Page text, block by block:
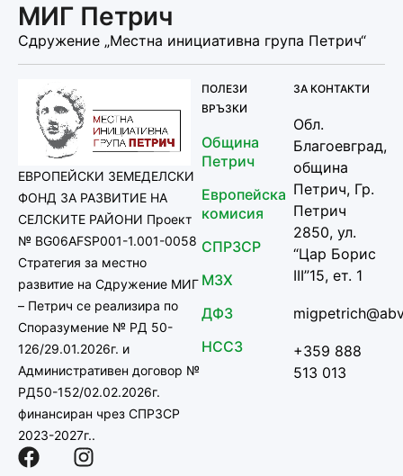
МИГ Петрич
Сдружение „Местна инициативна група Петрич“
ЕВРОПЕЙСКИ ЗЕМЕДЕЛСКИ
ФОНД ЗА РАЗВИТИЕ НА
СЕЛСКИТЕ РАЙОНИ Проект
№ BG06AFSP001-1.001-0058
Стратегия за местно
развитие на Сдружение МИГ
– Петрич се реализира по
Споразумение № РД 50-
126/29.01.2026г. и
Административен договор №
РД50-152/02.02.2026г.
финансиран чрез СПРЗСР
2023-2027г..
ПОЛЕЗИ
ВРЪЗКИ
Община
Петрич
Европейска
комисия
СПРЗСР
МЗХ
ДФЗ
НССЗ
ЗА КОНТАКТИ
Обл.
Благоевград,
община
Петрич, Гр.
Петрич
2850, ул.
“Цар Борис
III”15, ет. 1
+359 888
513 013